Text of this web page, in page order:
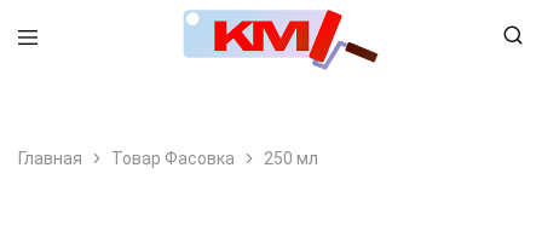
8 (495) 798-99-78
Главная Товар Фасовка 250 мл